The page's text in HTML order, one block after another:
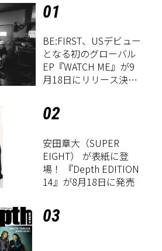
01
BE:FIRST、USデビュー
となる初のグローバル
EP『WATCH ME』が9
月18日にリリース決
02
安田章大（SUPER
EIGHT） が表紙に登
場！ 『Depth EDITION
14』が8月18日に発売
03